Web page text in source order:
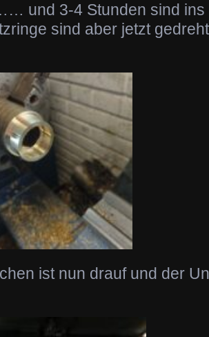
und 3-4 Stunden sind ins
sind aber jetzt
ist nun drauf und der